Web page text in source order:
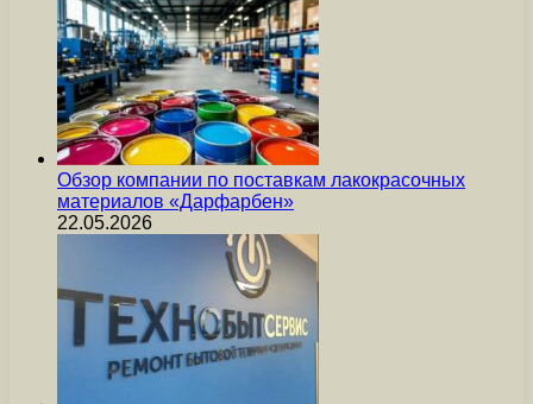
Обзор компании по поставкам лакокрасочных
материалов «Дарфарбен»
22.05.2026